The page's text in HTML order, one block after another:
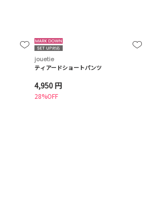
jouetie
ティアードショートパンツ
4,950 円
28%OFF